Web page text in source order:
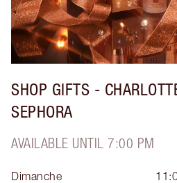
SHOP GIFTS -
SEPHORA
AVAILABLE UNTIL 7:00 PM
Dimanche